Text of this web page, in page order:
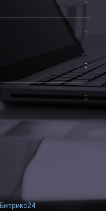
Битрикс24